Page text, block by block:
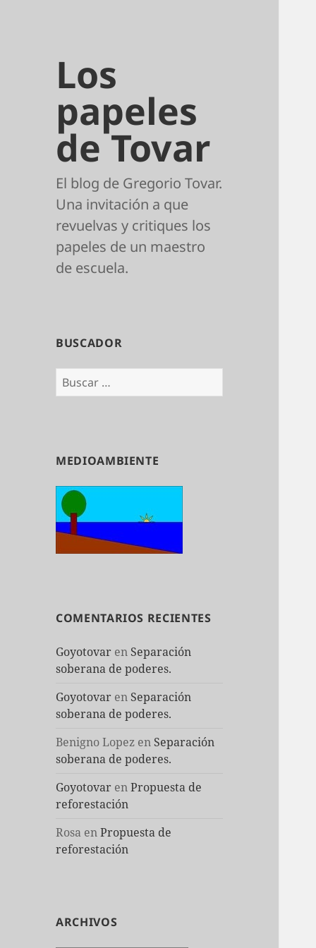
Los
papeles
de Tovar
El blog de Gregorio Tovar.
Una invitación a que
revuelvas y critiques los
papeles de un maestro
de escuela.
BUSCADOR
Buscar:
MEDIOAMBIENTE
COMENTARIOS RECIENTES
Goyotovar en Separación
soberana de poderes.
Goyotovar en Separación
soberana de poderes.
Benigno Lopez en Separación
soberana de poderes.
Goyotovar enPropuesta de
reforestación
Rosa enPropuesta de
reforestación
ARCHIVOS